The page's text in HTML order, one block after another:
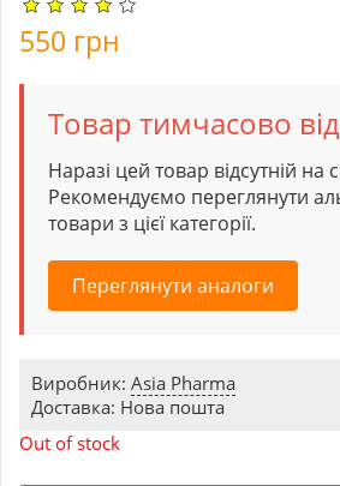
550 грн
Товар тимчасово
Наразі цей товар відсутній на
Рекомендуємо переглянути
товари з цієї категорії.
Переглянути аналоги
Виробник: Asia Pharma
Доставка: Нова пошта
Out of stock